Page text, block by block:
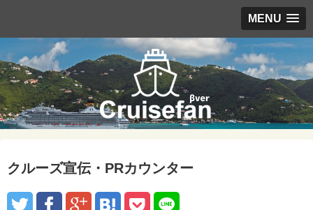
MENU
クルーズ宣伝・PRカウンター